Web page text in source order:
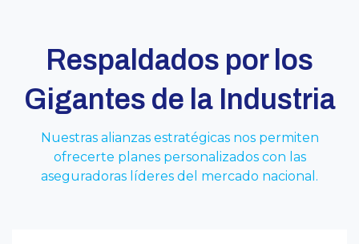
Respaldados por los
Gigantes de la Industria
Nuestras alianzas estratégicas nos permiten
ofrecerte planes personalizados con las
aseguradoras líderes del mercado nacional.